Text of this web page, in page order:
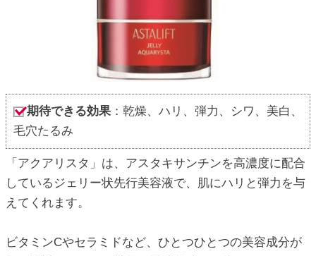
期待できる効果 ：乾燥、ハリ、弾力、シワ、美白、
毛穴たるみ
「アクアリスタ」は、アスタキサンチンを高濃度に配合
しているジェリー状先行美容液で、肌にハリと弾力を与
えてくれます。
ビタミンCやセラミドなど、ひとつひとつの美容成分が